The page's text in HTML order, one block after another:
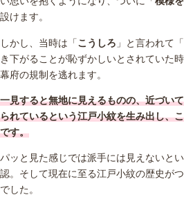
設けます。
しかし、当時は「こうしろ 」と言われて「
き下がることが恥ずかしいとされていた
幕府の規制を逃れます。
一見すると無地に見えるものの、近づい
られているという江戸小紋を生み出し、
です。
パッと見た感じでは派手には見えないと
認。そして現在に至る江戸小紋の歴史が
でした。